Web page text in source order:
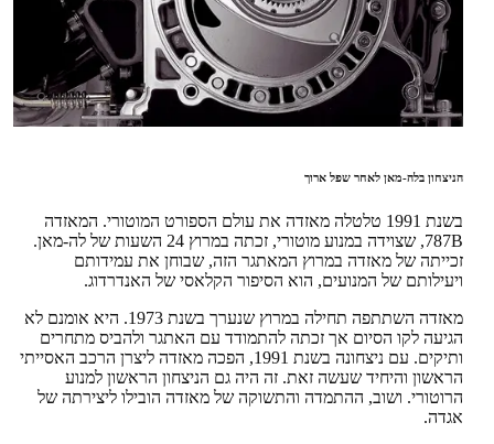
הניצחון בלה-מאן לאחר שפל ארוך
בשנת 1991 טלטלה מאזדה את עולם הספורט המוטורי. המאזדה
787B, שצוידה במנוע מוטורי, זכתה במרוץ 24 השעות של לה-מאן.
זכייתה של מאזדה במרוץ המאתגר הזה, שבוחן את עמידותם
ויעילותם של המנועים, הוא הסיפור הקלאסי של האנדרדוג.
מאזדה השתתפה תחילה במרוץ שנערך בשנת 1973. היא אומנם לא
הגיעה לקו הסיום אך זכתה להתמודד עם האתגר ולהביס מתחרים
ותיקים. עם ניצחונה בשנת 1991, הפכה מאזדה ליצרן הרכב האסייתי
הראשון והיחיד שעשה זאת. זה היה גם הניצחון הראשון למנוע
הרוטורי. ושוב, ההתמדה והתשוקה של מאזדה הובילו ליצירתה של
אגדה.